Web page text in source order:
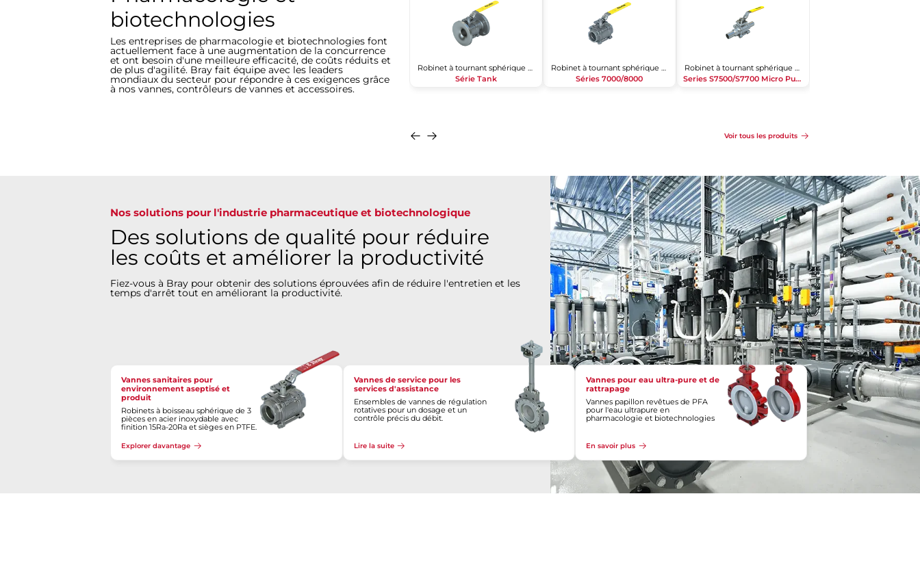
biotechnologies
Les entreprises de pharmacologie et biotechnologies font
actuellement face à une augmentation de la concurrence
et ont besoin d'une meilleure efficacité, de coûts réduits et
de plus d'agilité. Bray fait équipe avec les leaders
mondiaux du secteur pour répondre à ces exigences grâce
à nos vannes, contrôleurs de vannes et accessoires.
Robinet à tournant sphérique 2 pièces
Série Tank
Robinet à tournant sphérique 3 pièces
Séries 7000/8000
Robinet à tournant sphérique 3 pièces
Series S7500/S7700 Micro Pure
Voir tous les produits
Nos solutions pour l'industrie pharmaceutique et biotechnologique
Des solutions de qualité pour réduire
les coûts et améliorer la productivité
Fiez-vous à Bray pour obtenir des solutions éprouvées afin de réduire l'entretien et les
temps d'arrêt tout en améliorant la productivité.
Vannes sanitaires pour
environnement aseptisé et
produit
Robinets à boisseau sphérique de 3
pièces en acier inoxydable avec
finition 15Ra-20Ra et sièges en PTFE.
Explorer davantage
Vannes de service pour les
services d'assistance
Ensembles de vannes de régulation
rotatives pour un dosage et un
contrôle précis du débit.
Lire la suite
Vannes pour eau ultra-pure et de
rattrapage
Vannes papillon revêtues de PFA
pour l'eau ultrapure en
pharmacologie et biotechnologies
En savoir plus